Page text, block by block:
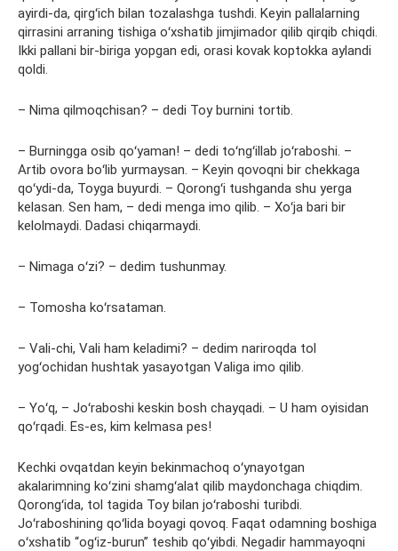
ayirdi-da, qirgʻich bilan tozalashga tushdi. Keyin pallalarning
qirrasini arraning tishiga oʻxshatib jimjimador qilib qirqib chiqdi.
Ikki pallani bir-biriga yopgan edi, orasi kovak koptokka aylandi
qoldi.
– Nima qilmoqchisan? – dedi Toy burnini tortib.
– Burningga osib qoʻyaman! – dedi toʻngʻillab joʻraboshi. –
Artib ovora boʻlib yurmaysan. – Keyin qovoqni bir chekkaga
qoʻydi-da, Toyga buyurdi. – Qorongʻi tushganda shu yerga
kelasan. Sen ham, – dedi menga imo qilib. – Xoʻja bari bir
kelolmaydi. Dadasi chiqarmaydi.
– Nimaga oʻzi? – dedim tushunmay.
– Tomosha koʻrsataman.
– Vali-chi, Vali ham keladimi? – dedim nariroqda tol
yogʻochidan hushtak yasayotgan Valiga imo qilib.
– Yoʻq, – Joʻraboshi keskin bosh chayqadi. – U ham oyisidan
qoʻrqadi. Es-es, kim kelmasa pes!
Kechki ovqatdan keyin bekinmachoq oʻynayotgan
akalarimning koʻzini shamgʻalat qilib maydonchaga chiqdim.
Qorongʻida, tol tagida Toy bilan joʻraboshi turibdi.
Joʻraboshining qoʻlida boyagi qovoq. Faqat odamning boshiga
oʻxshatib “ogʻiz-burun” teshib qoʻyibdi. Negadir hammayoqni